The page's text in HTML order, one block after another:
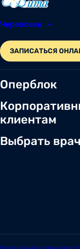
Череповец
ЗАПИСАТЬСЯ
Оперблок
клиентам
Выбрать